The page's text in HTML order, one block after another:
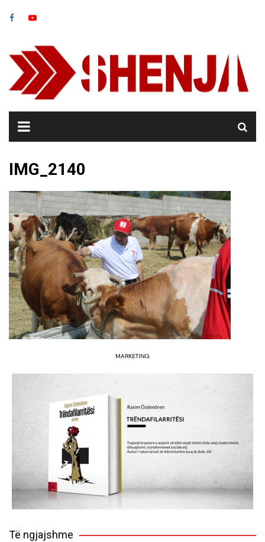
IMG_2140
MARKETING
Të ngjajshme